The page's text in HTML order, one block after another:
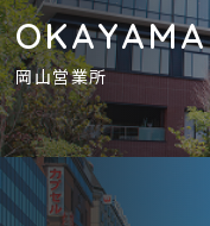
OKAYAMA
岡山営業所